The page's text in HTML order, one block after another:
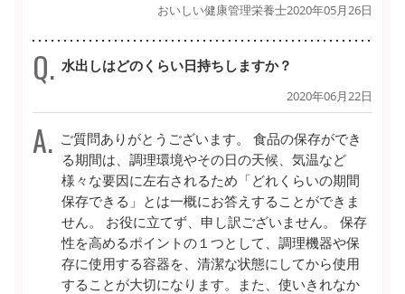
おいしい健康管理栄養士2020年05月26日
水出しはどのくらい日持ちしますか？
2020年06月22日
ご質問ありがとうございます。 食品の保存ができ
る期間は、調理環境やその日の天候、気温など
様々な要因に左右されるため「どれくらいの期間
保存できる」とは一概にお答えすることができま
せん。 お役に立てず、申し訳ございません。 保存
性を高めるポイントの１つとして、調理機器や保
存に使用する容器を、清潔な状態にしてから使用
することが大切になります。また、使いきれなか